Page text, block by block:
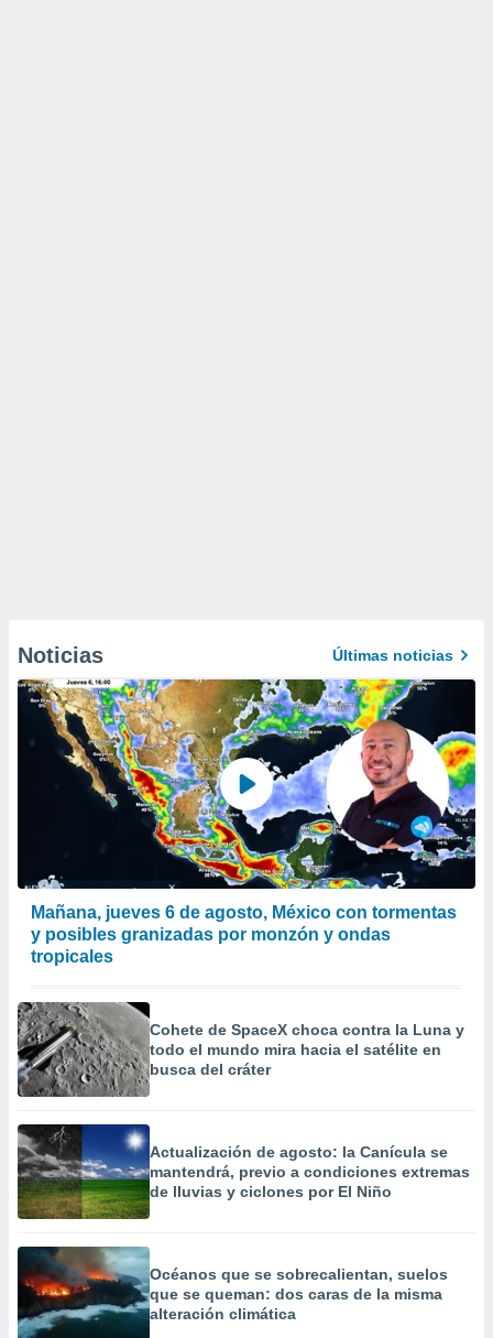
Noticias Últimas noticias
Mañana, jueves 6 de agosto, México con tormentas
y posibles granizadas por monzón y ondas
tropicales
Cohete de SpaceX choca contra la Luna y
todo el mundo mira hacia el satélite en
busca del cráter
Actualización de agosto: la Canícula se
mantendrá, previo a condiciones extremas
de lluvias y ciclones por El Niño
Océanos que se sobrecalientan, suelos
que se queman: dos caras de la misma
alteración climática